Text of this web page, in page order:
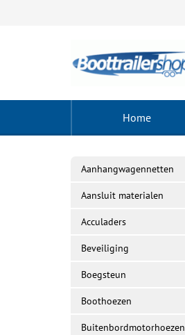
Home
Aanhangwagennetten
Aansluit materialen
Acculaders
Beveiliging
Boegsteun
Boothoezen
Buitenbordmotorhoezen